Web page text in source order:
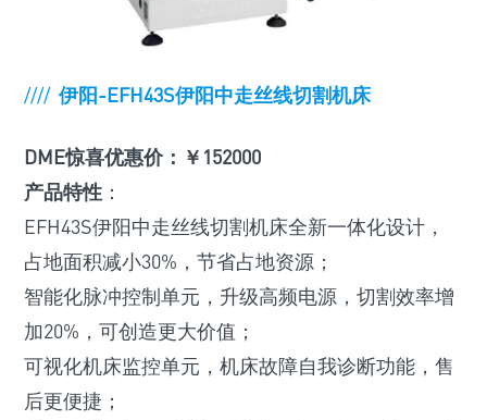
//// 伊阳-EFH43S伊阳中走丝线切割机床
DME惊喜优惠价：￥152000
产品特性 ：
EFH43S伊阳中走丝线切割机床全新一体化设计，
占地面积减小30%，节省占地资源；
智能化脉冲控制单元，升级高频电源，切割效率增
加20%，可创造更大价值；
可视化机床监控单元，机床故障自我诊断功能，售
后更便捷；